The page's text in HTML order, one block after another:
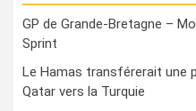
GP de Grande-Bretagne –
Sprint
Le Hamas transférerait une
Qatar vers la Turquie